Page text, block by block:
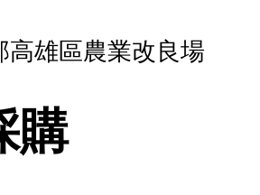
高雄區農業改良場
購